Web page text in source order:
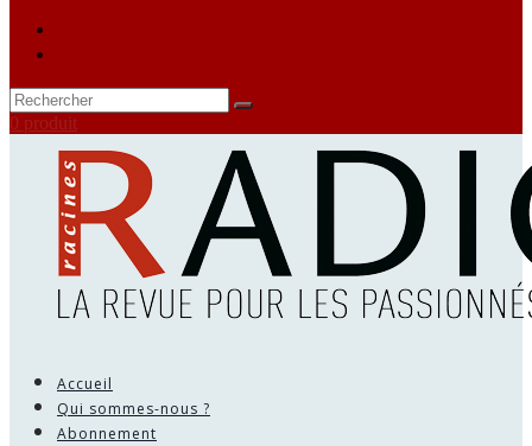
0 produit
Accueil
Qui sommes-nous ?
Abonnement